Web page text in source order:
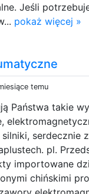
Jeśli
pokaż więcej »
temu
Państwa takie
serdecznie
pl.
importowane
chińskimi